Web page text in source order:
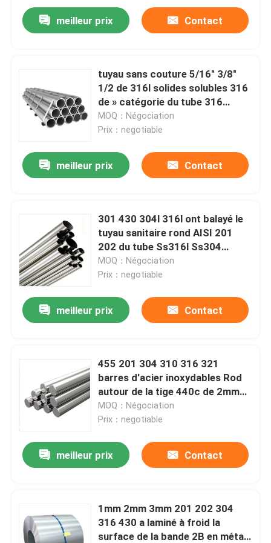
meilleur prix Contact
tuyau sans couture 5/16" 3/8"
1/2 de 316l solides solubles 316
de » catégorie du tube 316
d'acier inoxydable 1/4 pouce
MOQ：Négociation
Prix：negotiable
meilleur prix Contact
301 430 304l 316l ont balayé le
tuyau sanitaire rond AISI 201
202 du tube Ss316l Ss304
solides solubles d'acier
inoxydable
MOQ：Négociation
Prix：negotiable
meilleur prix Contact
455 201 304 310 316 321
barres d'acier inoxydables Rod
autour de la tige 440c de 2mm
4mm 6mm 10mm solides
solubles
MOQ：Négociation
Prix：negotiable
meilleur prix Contact
1mm 2mm 3mm 201 202 304
316 430 a laminé à froid la
surface de la bande 2B en métal